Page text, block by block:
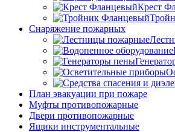
Крест
Снаряжение пожарных
План эвакуации при пожаре
Муфты противопожарные
Двери противопожарные
Ящики инструментальные